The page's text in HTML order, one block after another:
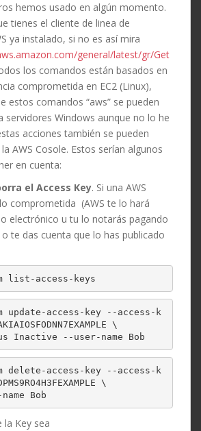
hemos usado en algún momento.
tienes el cliente de linea de
ya instalado, si no es así mira
general/latest/gr/Get
los comandos están basados en
comprometida en EC2 (Linux),
estos comandos “aws” se pueden
servidores Windows aunque no lo he
acciones también se pueden
AWS Cosole. Estos serían algunos
en cuenta:
el Access Key. Si una AWS
comprometida (AWS te lo hará
electrónico u tu lo notarás pagando
te das cuenta que lo has publicado
list-access-keys
update-access-key --access-k
\
Inactive --user-name Bob
delete-access-key --access-k
\
Bob
la Key sea